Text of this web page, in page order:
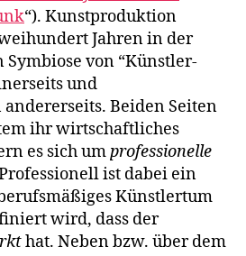
“). Kunstproduktion
Jahren in der
von “Künstler-
und
Beiden Seiten
ihr wirtschaftliches
es sich umprofessionelle
ist dabei ein
Künstlertum
wird, dass der
hat. Neben bzw. über dem